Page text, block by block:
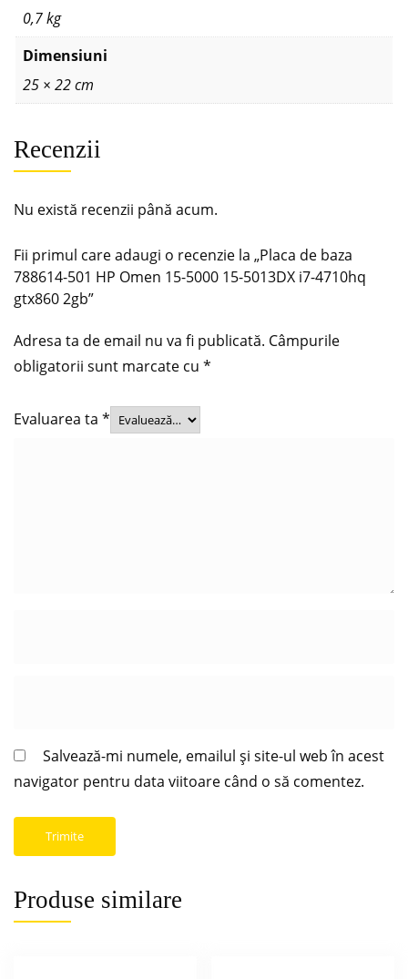
0,7 kg
Dimensiuni
25 × 22 cm
Recenzii
Nu există recenzii până acum.
Fii primul care adaugi o recenzie la „Placa de baza
788614-501 HP Omen 15-5000 15-5013DX i7-4710hq
gtx860 2gb”
Adresa ta de email nu va fi publicată. Câmpurile
obligatorii sunt marcate cu *
Evaluarea ta *
Salvează-mi numele, emailul și site-ul web în acest
navigator pentru data viitoare când o să comentez.
Produse similare